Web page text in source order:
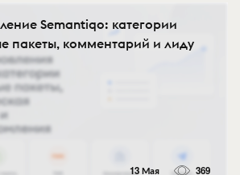
Semantiqo: категории
пакеты, комментарий и лиду
13 Мая 369